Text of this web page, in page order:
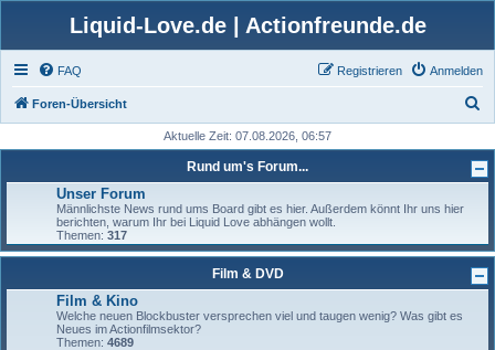
Liquid-Love.de | Actionfreunde.de
FAQ Anmelden
Registrieren
Foren-Übersicht
h
Aktuelle Zeit: 07.08.2026, 06:57
Rund um's Forum...
Unser Forum
Männlichste News rund ums Board gibt es hier. Außerdem könnt Ihr uns hier
berichten, warum Ihr bei Liquid Love abhängen wollt.
Themen: 317
Film & DVD
Film & Kino
Welche neuen Blockbuster versprechen viel und taugen wenig? Was gibt es
Neues im Actionfilmsektor?
Themen: 4689